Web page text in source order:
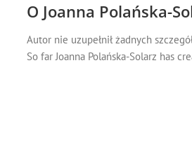
O Joanna Polańska-
Autor nie uzupełnił żadnych
So far Joanna Polańska-Solarz has